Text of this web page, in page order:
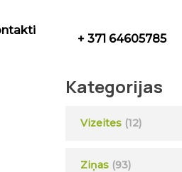
+ 371 64605785
Kategorijas
Vizeites(12)
Ziņas(93)